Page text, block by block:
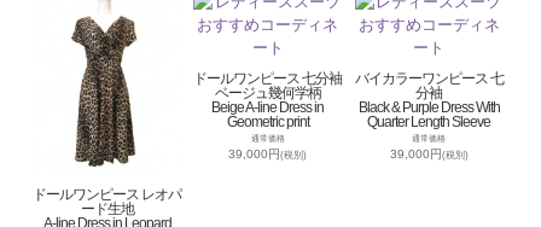
ドールワンピース レオパ
ード生地
ドールワンピース 七分袖
ベージュ幾何学柄
Beige A-line Dress in
Geometric print
通常価格
39,000円(税別)
バイカラーワンピース 七
分袖
Black & Purple Dress With
Quarter Length Sleeve
通常価格
39,000円(税別)